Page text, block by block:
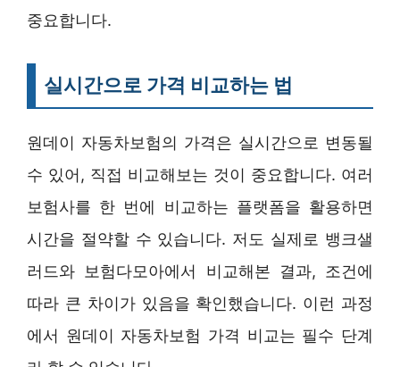
중요합니다.
실시간으로 가격 비교하는 법
원데이 자동차보험의 가격은 실시간으로 변동될
수 있어, 직접 비교해보는 것이 중요합니다. 여러
보험사를 한 번에 비교하는 플랫폼을 활용하면
시간을 절약할 수 있습니다. 저도 실제로 뱅크샐
러드와 보험다모아에서 비교해본 결과, 조건에
따라 큰 차이가 있음을 확인했습니다. 이런 과정
에서 원데이 자동차보험 가격 비교는 필수 단계